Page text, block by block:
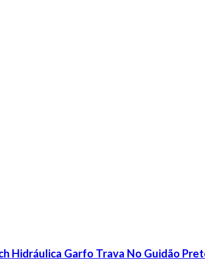
Hidráulica Garfo Trava No Guidão